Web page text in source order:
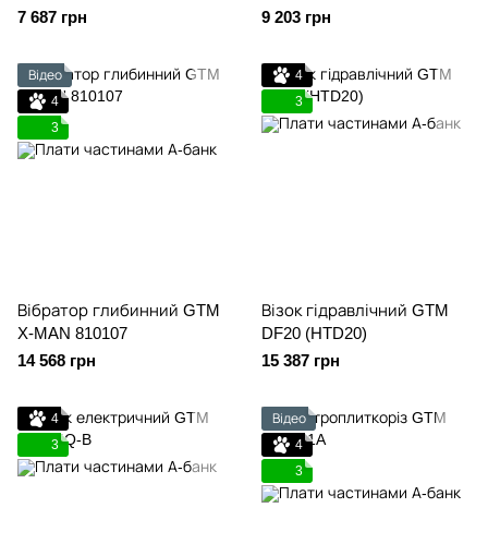
7 687 грн
9 203 грн
Відео
4
3
Вібратор глибинний GTM
X-MAN 810107
14 568 грн
4
3
Візок гідравлічний GTM
DF20 (HTD20)
15 387 грн
4
3
Відео
4
3